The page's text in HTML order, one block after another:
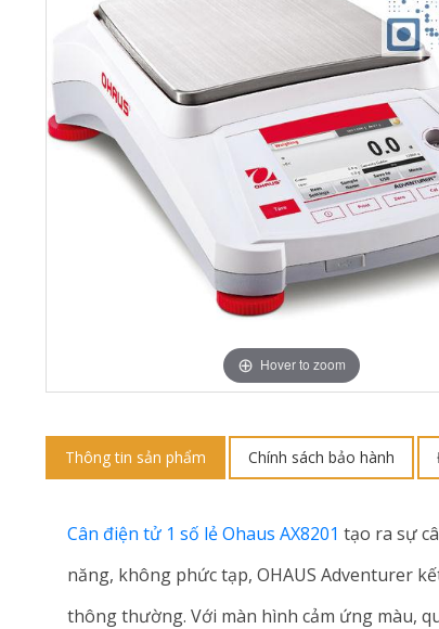
Hover to zoom
Thông tin sản phẩm Chính sách bảo hành
Cân điện tử 1 số lẻ Ohaus AX8201 tạo ra sự
năng, không phức tạp, OHAUS Adventurer
thông thường. Với màn hình cảm ứng màu,